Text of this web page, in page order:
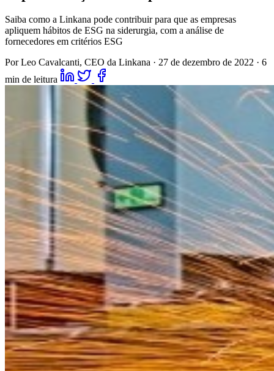
Saiba como a Linkana pode contribuir para que as empresas
apliquem hábitos de ESG na siderurgia, com a análise de
fornecedores em critérios ESG
Por Leo Cavalcanti, CEO da Linkana · 27 de dezembro de 2022 · 6
min de leitura